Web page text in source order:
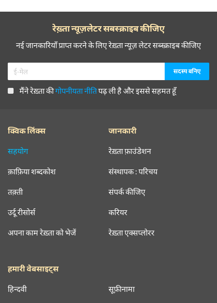
रेख़्ता न्यूज़लेटर सबस्क्राइब कीजिए
नई जानकारियाँ प्राप्त करने के लिए रेख़्ता न्यूज़ लेटर सब्स्क्राइब कीजिए
मैंने रेख़्ता कीगोपनीयता नीतिपढ़ ली है और इससे सहमत हूँ
क्विक लिंक्स
सहयोग
क़ाफ़िया शब्दकोश
तक़्ती
उर्दू रीसोर्स
अपना काम रेख़्ता को भेजें
जानकारी
रेख़्ता फ़ाउंडेशन
संस्थापक : परिचय
संपर्क कीजिए
करियर
रेख़्ता एक्सप्लोरर
हमारी वेबसाइट्स
हिन्दवी सूफ़ीनामा